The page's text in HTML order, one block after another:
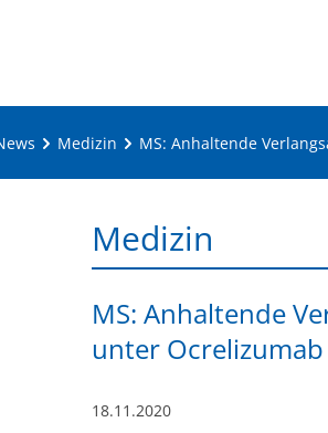
Medizin MS: Anhaltende
Medizin
MS: Anhaltende
unter Ocrelizumab
18.11.2020